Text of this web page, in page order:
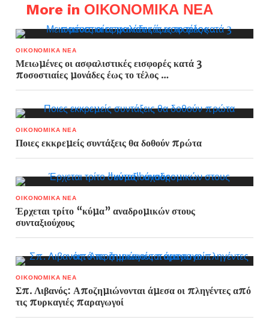
More in ΟΙΚΟΝΟΜΙΚΑ ΝΕΑ
ΟΙΚΟΝΟΜΙΚΑ ΝΕΑ
Μειωμένες οι ασφαλιστικές εισφορές κατά 3
ποσοστιαίες μονάδες έως το τέλος …
ΟΙΚΟΝΟΜΙΚΑ ΝΕΑ
Ποιες εκκρεμείς συντάξεις θα δοθούν πρώτα
ΟΙΚΟΝΟΜΙΚΑ ΝΕΑ
Έρχεται τρίτο “κύμα” αναδρομικών στους
συνταξιούχους
ΟΙΚΟΝΟΜΙΚΑ ΝΕΑ
Σπ. Λιβανός: Αποζημιώνονται άμεσα οι πληγέντες από
τις πυρκαγιές παραγωγοί